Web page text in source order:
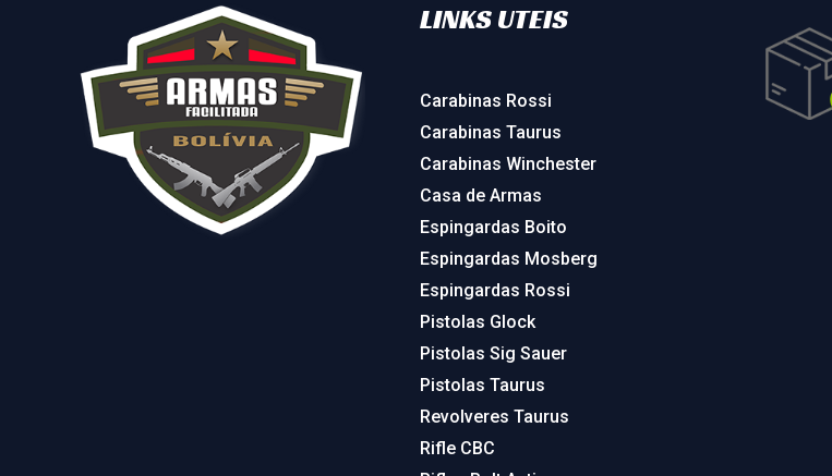
LINKS UTEIS
Carabinas Rossi
Carabinas Taurus
Carabinas Winchester
Casa de Armas
Espingardas Boito
Espingardas Mosberg
Espingardas Rossi
Pistolas Glock
Pistolas Sig Sauer
Pistolas Taurus
Revolveres Taurus
Rifle CBC